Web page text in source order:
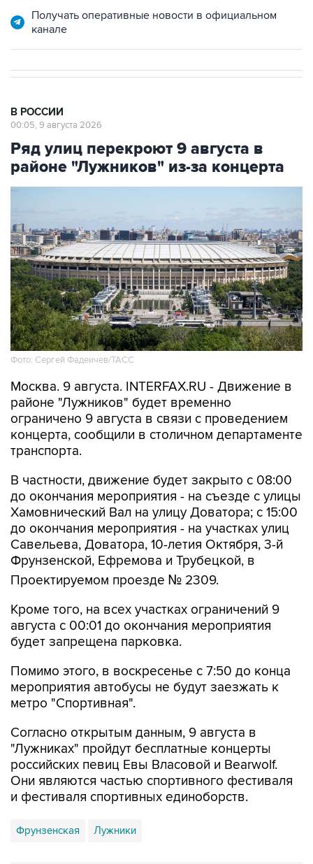
Получать оперативные новости в официальном
канале
В РОССИИ
00:05, 9 августа 2026
Ряд улиц перекроют 9 августа в
районе "Лужников" из-за концерта
Фото: Сергей Фадеичев/ТАСС
Москва. 9 августа. INTERFAX.RU - Движение в
районе "Лужников" будет временно
ограничено 9 августа в связи с проведением
концерта, сообщили в столичном департаменте
транспорта.
В частности, движение будет закрыто с 08:00
до окончания мероприятия - на съезде с улицы
Хамовнический Вал на улицу Доватора; с 15:00
до окончания мероприятия - на участках улиц
Савельева, Доватора, 10-летия Октября, 3-й
Фрунзенской, Ефремова и Трубецкой, в
Проектируемом проезде № 2309.
Кроме того, на всех участках ограничений 9
августа с 00:01 до окончания мероприятия
будет запрещена парковка.
Помимо этого, в воскресенье с 7:50 до конца
мероприятия автобусы не будут заезжать к
метро "Спортивная".
Согласно открытым данным, 9 августа в
"Лужниках" пройдут бесплатные концерты
российских певиц Евы Власовой и Bearwolf.
Они являются частью спортивного фестиваля
и фестиваля спортивных единоборств.
Фрунзенская Лужники